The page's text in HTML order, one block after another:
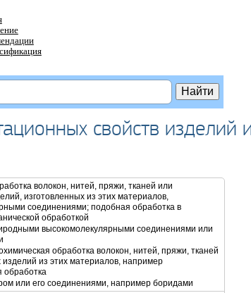
свойств изделий
волокон, нитей, пряжи, тканей или
изготовленных из этих материалов,
соединениями; подобная обработка в
обработкой
высокомолекулярными соединениями или
обработка волокон, нитей, пряжи, тканей
изделий из этих материалов, например
обработка
или его соединениями, например боридами